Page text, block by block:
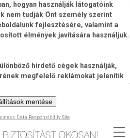
hogyan használják látogatóink
nem tudják Önt személy szerint
fejlesztésére, valamint a
élmények javítására használjuk.
hirdető cégek használják,
megfelelő reklámokat jelenítik
mentése
Data Responsibility Site